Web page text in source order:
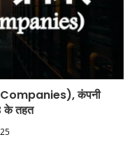
कंपनी
के तहत